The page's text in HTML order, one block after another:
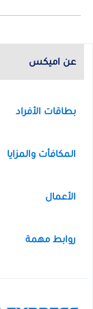
عن اميكس
بطاقات الأفراد
المكافأت والمزايا
الأعمال
روابط مهمة